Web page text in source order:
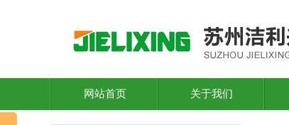
网站首页 关于我们